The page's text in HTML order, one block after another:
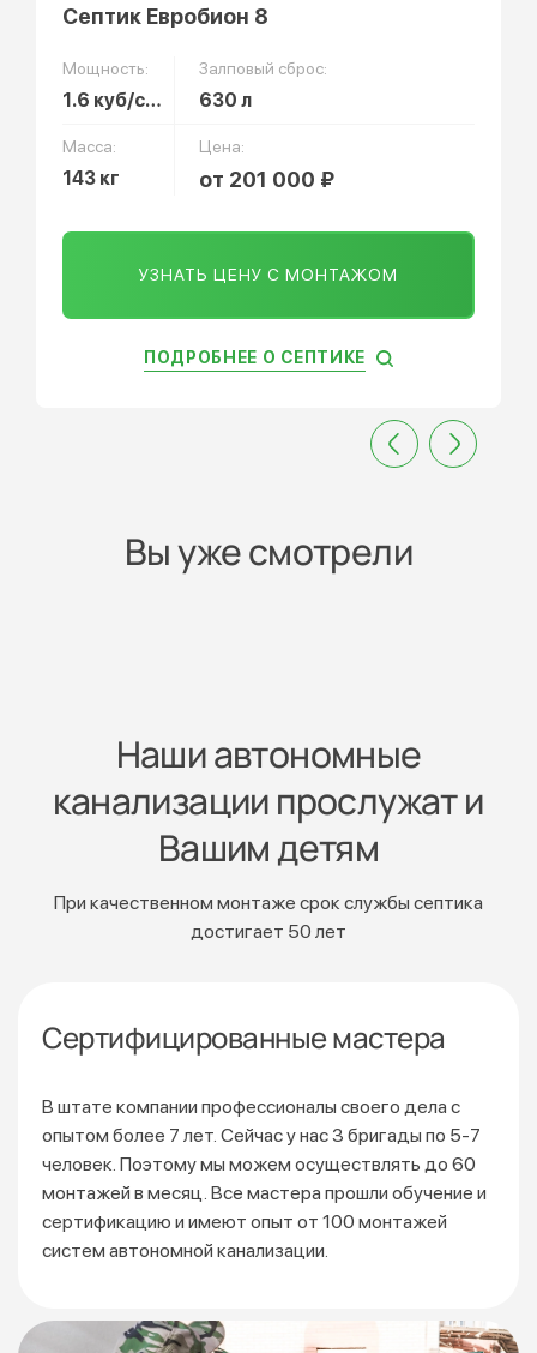
Септик Евробион 8
Мощность:
1.6 куб/сут
Залповый сброс:
630 л
Масса:
143 кг
Цена:
от 201 000 ₽
УЗНАТЬ ЦЕНУ С МОНТАЖОМ
ПОДРОБНЕЕ О СЕПТИКЕ
Вы уже смотрели
Наши автономные
канализации прослужат и
Вашим детям
При качественном монтаже срок службы септика
достигает 50 лет
Сертифицированные мастера
В штате компании профессионалы своего дела с
опытом более 7 лет. Сейчас у нас 3 бригады по 5-7
человек. Поэтому мы можем осуществлять до 60
монтажей в месяц. Все мастера прошли обучение и
сертификацию и имеют опыт от 100 монтажей
систем автономной канализации.